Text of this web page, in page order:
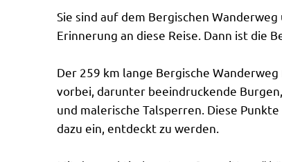
Sie sind auf dem Bergischen
Erinnerung an diese Reise. Dann ist die
Der 259 km lange Bergische
vorbei, darunter beeindruckende
und malerische Talsperren. Diese
dazu ein, entdeckt zu werden.